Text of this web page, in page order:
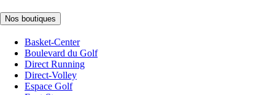
Nos boutiques
Basket-Center
Boulevard du Golf
Direct Running
Direct-Volley
Espace Golf